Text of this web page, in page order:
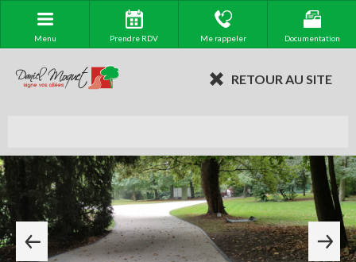
Menu Prendre RDV Me rappeler Documentation
RETOUR AU SITE